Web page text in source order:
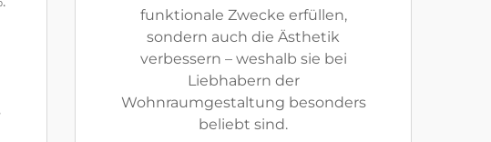
funktionale Zwecke erfüllen,
sondern auch die Ästhetik
verbessern – weshalb sie bei
Liebhabern der
Wohnraumgestaltung besonders
beliebt sind.